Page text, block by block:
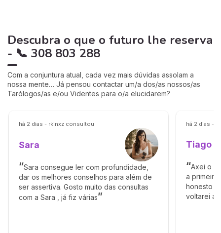
Descubra o que o futuro lhe reserva
- 📞 308 803 288
Com a conjuntura atual, cada vez mais dúvidas assolam a
nossa mente… Já pensou contactar um/a dos/as nossos/as
Tarólogos/as e/ou Videntes para o/a elucidarem?
há 2 dias - rkinxz consultou
Sara
Sara consegue ler com profundidade,
dar os melhores conselhos para além de
ser assertiva. Gosto muito das consultas
com a Sara , já fiz várias
há 2 dias -
Tiago
Axei o
a
honesto e
voltarei